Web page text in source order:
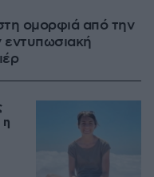
ομορφιά από την
εντυπωσιακή
η